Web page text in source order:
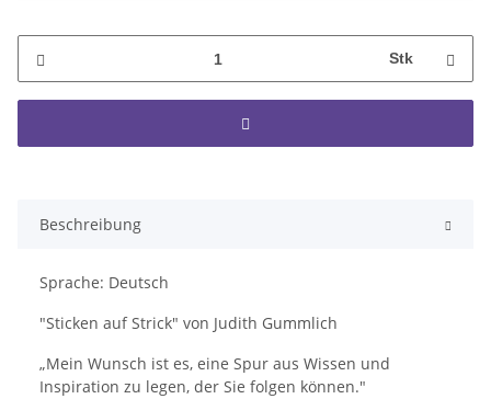
Stk
Beschreibung
Sprache: Deutsch
"Sticken auf Strick" von Judith Gummlich
„Mein Wunsch ist es, eine Spur aus Wissen und
Inspiration zu legen, der Sie folgen können."